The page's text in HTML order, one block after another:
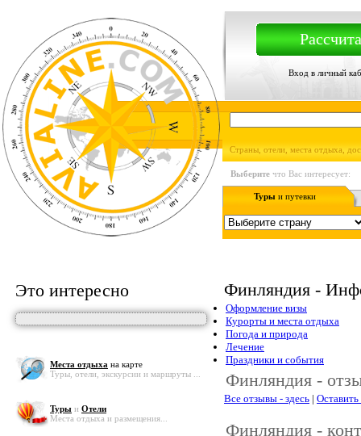
Вход в личный
Страны, отели, места отдыха,
Выберите что Вас интересует:
Туры и путевки
Это интересно
Места отдыха на карте
Туры, отели, экскурсии и маршруты ...
Туры и Отели
Места отдыха и размещения...
Финляндия -
Оформление визы
Курорты и места отдыха
Погода и природа
Лечение
Праздники и события
Финляндия -
Все отзывы - здесь |
Финляндия -